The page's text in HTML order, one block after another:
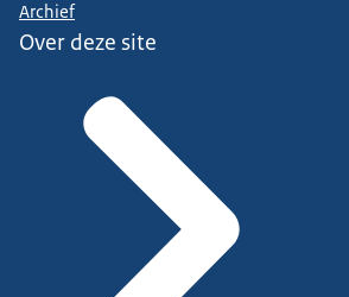
Archief
Over deze site